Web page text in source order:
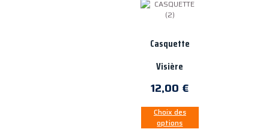
Casquette
Visière
12,00 €
Choix des
options